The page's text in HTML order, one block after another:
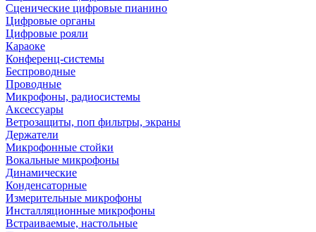
Сценические цифровые пианино
Цифровые органы
Цифровые рояли
Караоке
Конференц-системы
Беспроводные
Проводные
Микрофоны, радиосистемы
Аксессуары
Ветрозащиты, поп фильтры, экраны
Держатели
Микрофонные стойки
Вокальные микрофоны
Динамические
Конденсаторные
Измерительные микрофоны
Инсталляционные микрофоны
Встраиваемые, настольные